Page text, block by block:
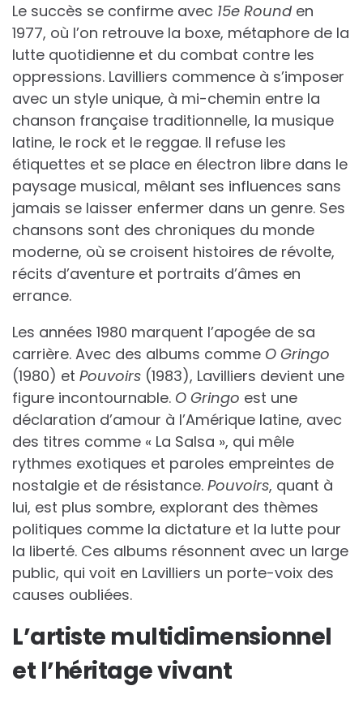
Le succès se confirme avec 15e Rounden
1977, où l’on retrouve la boxe, métaphore de la
lutte quotidienne et du combat contre les
oppressions. Lavilliers commence à s’imposer
avec un style unique, à mi-chemin entre la
chanson française traditionnelle, la musique
latine, le rock et le reggae. Il refuse les
étiquettes et se place en électron libre dans le
paysage musical, mêlant ses influences sans
jamais se laisser enfermer dans un genre. Ses
chansons sont des chroniques du monde
moderne, où se croisent histoires de révolte,
récits d’aventure et portraits d’âmes en
errance.
Les années 1980 marquent l’apogée de sa
carrière. Avec des albums comme O Gringo
(1980) et Pouvoirs (1983), Lavilliers devient une
figure incontournable. O Gringo est une
déclaration d’amour à l’Amérique latine, avec
des titres comme « La Salsa », qui mêle
rythmes exotiques et paroles empreintes de
nostalgie et de résistance. Pouvoirs, quant à
lui, est plus sombre, explorant des thèmes
politiques comme la dictature et la lutte pour
la liberté. Ces albums résonnent avec un large
public, qui voit en Lavilliers un porte-voix des
causes oubliées.
L’artiste multidimensionnel
et l’héritage vivant